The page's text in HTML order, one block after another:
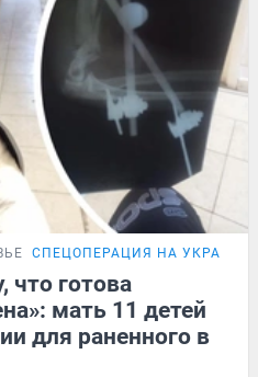
СПЕЦОПЕРАЦИЯ НА УКРАИНЕ
что готова
мать 11 детей
для раненного в